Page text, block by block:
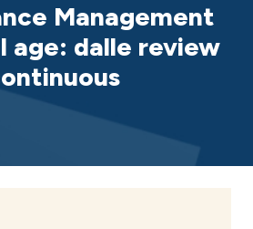
Management
age: dalle review